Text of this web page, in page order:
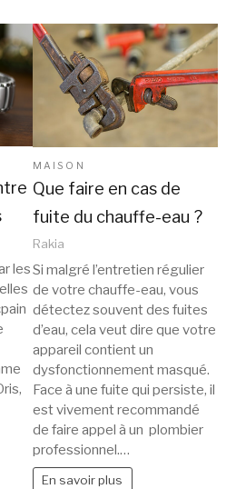
les
MAISON
Que faire en cas de
fuite du chauffe-eau ?
Rakia
Si malgré l’entretien régulier
de votre chauffe-eau, vous
détectez souvent des fuites
d’eau, cela veut dire que votre
appareil contient un
dysfonctionnement masqué.
Face à une fuite qui persiste, il
est vivement recommandé
de faire appel à un plombier
professionnel.…
En savoir plus